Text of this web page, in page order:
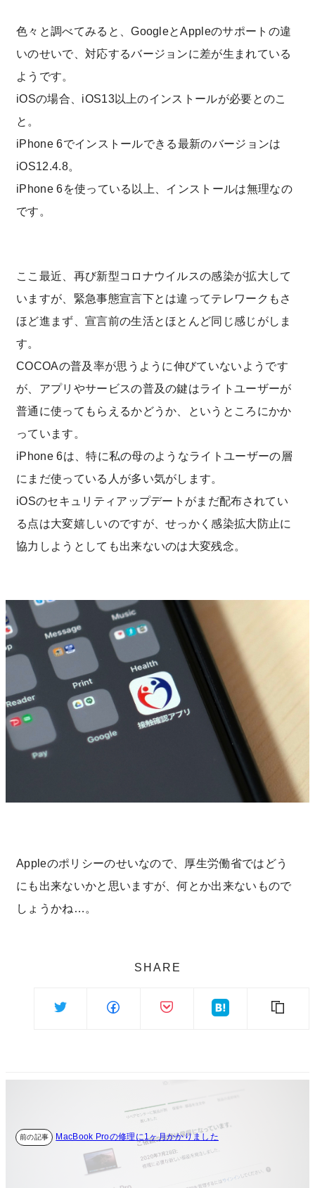
色々と調べてみると、GoogleとAppleのサポートの違
いのせいで、対応するバージョンに差が生まれている
ようです。
iOSの場合、iOS13以上のインストールが必要とのこ
と。
iPhone 6でインストールできる最新のバージョンは
iOS12.4.8。
iPhone 6を使っている以上、インストールは無理なの
です。
ここ最近、再び新型コロナウイルスの感染が拡大して
いますが、緊急事態宣言下とは違ってテレワークもさ
ほど進まず、宣言前の生活とほとんど同じ感じがしま
す。
COCOAの普及率が思うように伸びていないようです
が、アプリやサービスの普及の鍵はライトユーザーが
普通に使ってもらえるかどうか、というところにかか
っています。
iPhone 6は、特に私の母のようなライトユーザーの層
にまだ使っている人が多い気がします。
iOSのセキュリティアップデートがまだ配布されてい
る点は大変嬉しいのですが、せっかく感染拡大防止に
協力しようとしても出来ないのは大変残念。
Appleのポリシーのせいなので、厚生労働省ではどう
にも出来ないかと思いますが、何とか出来ないもので
しょうかね…。
SHARE
MacBook Proの修理に1ヶ月かかりました